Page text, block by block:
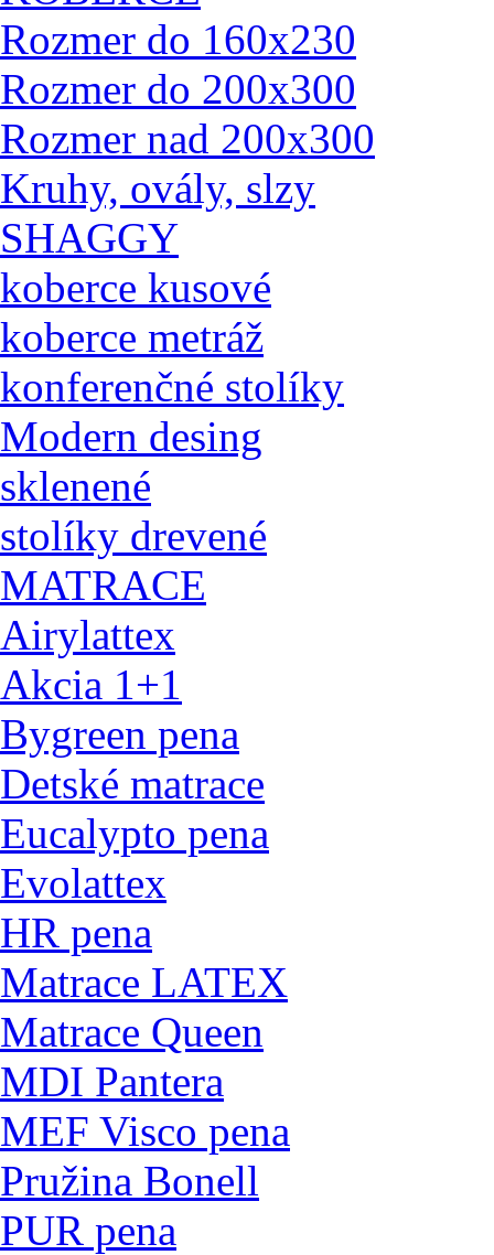
Rozmer do 160x230
Rozmer do 200x300
Rozmer nad 200x300
Kruhy, ovály, slzy
SHAGGY
koberce kusové
koberce metráž
konferenčné stolíky
Modern desing
sklenené
stolíky drevené
MATRACE
Airylattex
Akcia 1+1
Bygreen pena
Detské matrace
Eucalypto pena
Evolattex
HR pena
Matrace LATEX
Matrace Queen
MDI Pantera
MEF Visco pena
Pružina Bonell
PUR pena